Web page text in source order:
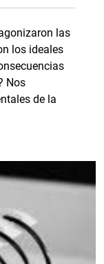
las
los ideales
Nos
de la